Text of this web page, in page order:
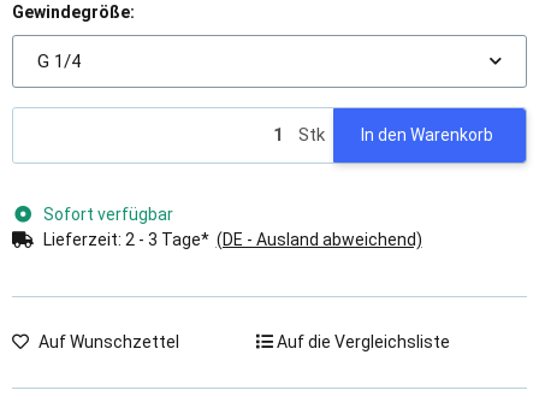
Gewindegröße:
G 1/4
Stk In den Warenkorb
Sofort verfügbar
Lieferzeit: 2 - 3 Tage* (DE - Ausland abweichend)
Auf Wunschzettel Auf die Vergleichsliste